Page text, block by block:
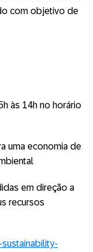
com objetivo de
às 14h no horário
uma economia de
em direção a
recursos